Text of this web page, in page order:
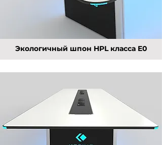
Экологичный шпон HPL класса E0